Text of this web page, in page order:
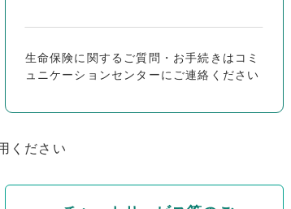
生命保険に関するご質問・お手続きはコミ
ュニケーションセンターにご連絡ください
ください